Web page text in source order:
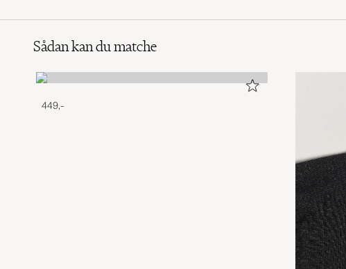
Sådan kan du matche
449,-